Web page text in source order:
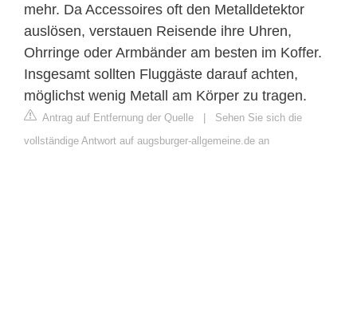
mehr. Da Accessoires oft den Metalldetektor
auslösen, verstauen Reisende ihre Uhren,
Ohrringe oder Armbänder am besten im Koffer.
Insgesamt sollten Fluggäste darauf achten,
möglichst wenig Metall am Körper zu tragen.
Antrag auf Entfernung der Quelle | Sehen Sie sich die
vollständige Antwort auf augsburger-allgemeine.de an